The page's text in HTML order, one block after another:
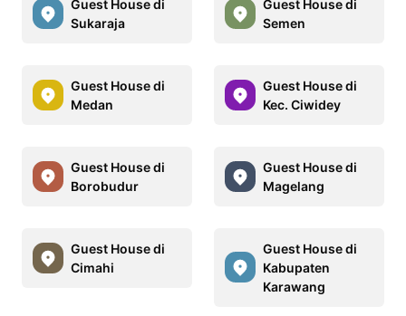
Guest House di
Sukaraja
Guest House di
Semen
Guest House di
Medan
Guest House di
Kec. Ciwidey
Guest House di
Borobudur
Guest House di
Magelang
Guest House di
Cimahi
Guest House di
Kabupaten
Karawang